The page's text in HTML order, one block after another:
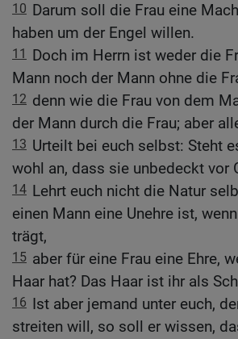
10 Darum soll die Frau eine
haben um der Engel willen.
11
Doch im Herrn ist weder die
Mann noch der Mann ohne die
12 denn wie die Frau von dem
der Mann durch die Frau; aber
13 Urteilt bei euch selbst: Steht
wohl an, dass sie unbedeckt vor
14 Lehrt euch nicht die Natur
einen Mann eine Unehre ist,
trägt,
15 aber für eine Frau eine Ehre,
Haar hat? Das Haar ist ihr als
16 Ist aber jemand unter euch,
streiten will, so soll er wissen,